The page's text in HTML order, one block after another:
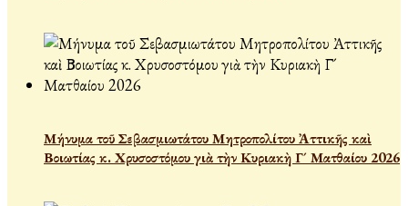
Μήνυμα τοῦ Σεβασμιωτάτου Μητροπολίτου Ἀττικῆς καὶ
Βοιωτίας κ. Χρυσοστόμου γιὰ τὴν Κυριακὴ Γ´ Ματθαίου 2026